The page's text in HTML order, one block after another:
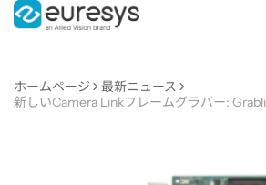
ホームページ
最新ニュース
新しいCamera Linkフレームグラバー: